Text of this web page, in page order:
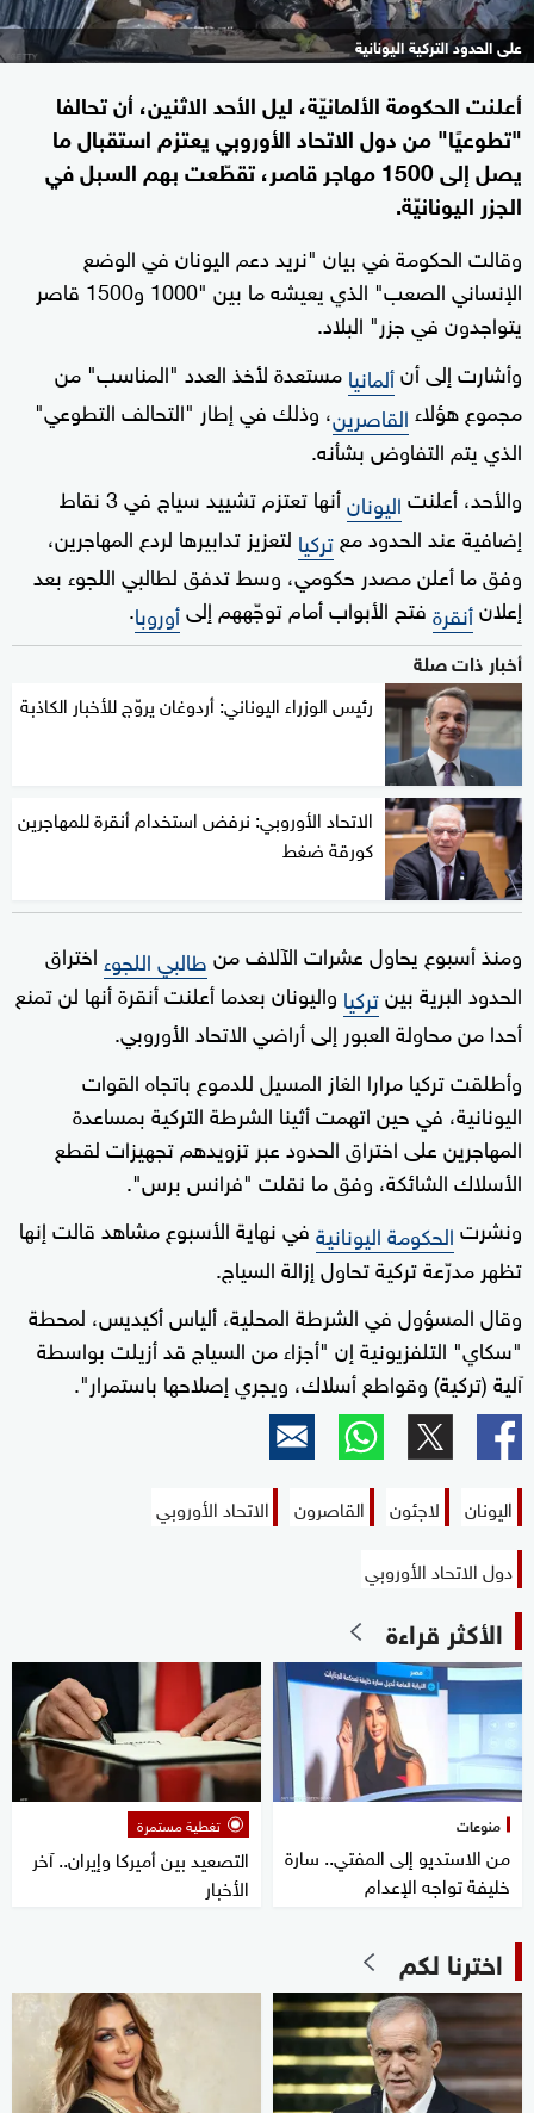
على الحدود التركية اليونانية
أعلنت الحكومة الألمانيّة، ليل الأحد الاثنين، أن تحالفا
"تطوعيًا" من دول الاتحاد الأوروبي يعتزم استقبال ما
يصل إلى 1500 مهاجر قاصر، تقطّعت بهم السبل في
الجزر اليونانيّة.
وقالت الحكومة في بيان "نريد دعم اليونان في الوضع
الإنساني الصعب" الذي يعيشه ما بين "1000 و1500 قاصر
يتواجدون في جزر" البلاد.
وأشارت إلى أنألمانيامستعدة لأخذ العدد "المناسب" من
مجموع هؤلاءالقاصرين، وذلك في إطار "التحالف التطوعي"
الذي يتم التفاوض بشأنه.
والأحد، أعلنتاليونان
أنها تعتزم تشييد سياج في 3 نقاط
إضافية عند الحدود معتركيا لتعزيز تدابيرها لردع المهاجرين،
وفق ما أعلن مصدر حكومي، وسط تدفق لطالبي اللجوء بعد
إعلانأنقرةفتح الأبواب أمام توجّههم إلىأوروبا.
أخبار ذات صلة
رئيس الوزراء اليوناني: أردوغان يروّج للأخبار الكاذبة
الاتحاد الأوروبي: نرفض استخدام أنقرة للمهاجرين
كورقة ضغط
ومنذ أسبوع يحاول عشرات الآلاف منطالبي اللجوء اختراق
الحدود البرية بينتركيا واليونان بعدما أعلنت أنقرة أنها لن تمنع
أحدا من محاولة العبور إلى أراضي الاتحاد الأوروبي.
وأطلقت تركيا مرارا الغاز المسيل للدموع باتجاه القوات
اليونانية، في حين اتهمت أثينا الشرطة التركية بمساعدة
المهاجرين على اختراق الحدود عبر تزويدهم تجهيزات لقطع
الأسلاك الشائكة، وفق ما نقلت "فرانس برس".
ونشرتالحكومة اليونانيةفي نهاية الأسبوع مشاهد قالت إنها
تظهر مدرّعة تركية تحاول إزالة السياج.
وقال المسؤول في الشرطة المحلية، ألياس أكيديس، لمحطة
"سكاي" التلفزيونية إن "أجزاء من السياج قد أزيلت بواسطة
آلية (تركية) وقواطع أسلاك، ويجري إصلاحها باستمرار".
اليونان لاجئون القاصرون
الاتحاد الأوروبي
دول الاتحاد الأوروبي
الأكثر قراءة
منوعات
من الاستديو إلى المفتي.. سارة
خليفة تواجه الإعدام
تغطية مستمرة
التصعيد بين أميركا وإيران.. آخر
الأخبار
اخترنا لكم